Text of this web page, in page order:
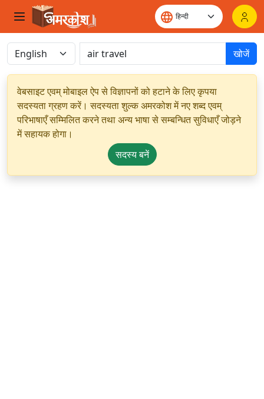
खोजें
वेबसाइट एवम् मोबाइल ऐप से विज्ञापनों को हटाने के लिए कृपया
सदस्यता ग्रहण करें। सदस्यता शुल्क अमरकोश में नए शब्द एवम्
परिभाषाएँ सम्मिलित करने तथा अन्य भाषा से सम्बन्धित सुविधाएँ जोड़ने
में सहायक होगा।
सदस्य बनें